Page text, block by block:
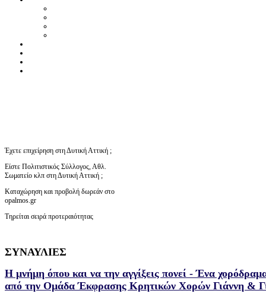
Έχετε επιχείρηση στη Δυτική Αττική ;
Είστε Πολιτιστικός Σύλλογος, Αθλ.
Σωματείο κλπ στη Δυτική Αττική ;
Καταχώρηση και προβολή δωρεάν στο
opalmos.gr
Τηρείται σειρά προτεραιότητας
ΣΥΝΑΥΛΙΕΣ
H μνήμη όπου και να την αγγίξεις πονεί - Ένα
από την Ομάδα Έκφρασης Κρητικών Χορών Γιάννη &